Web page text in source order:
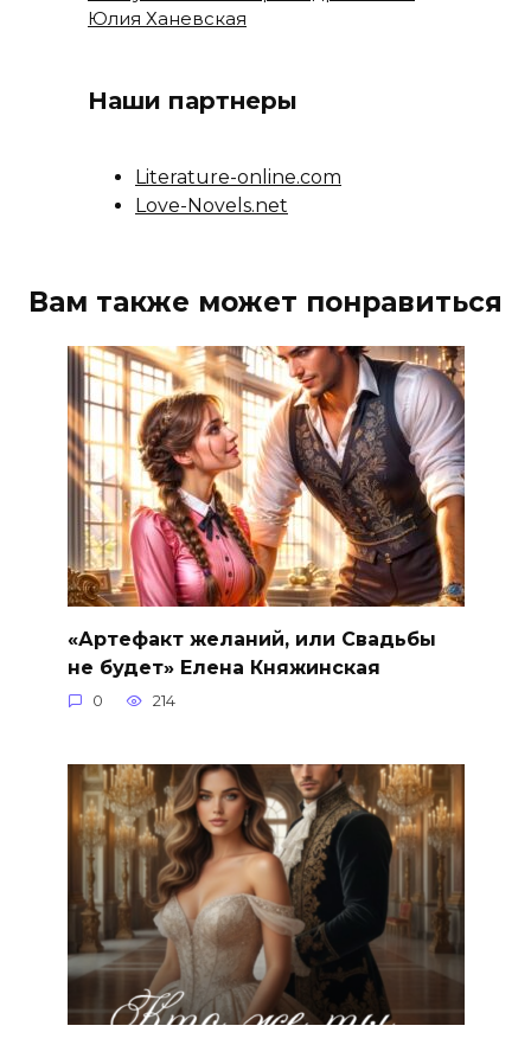
Юлия Ханевская
Наши партнеры
Literature-online.com
Love-Novels.net
Вам также может понравиться
«Артефакт желаний, или Свадьбы
не будет» Елена Княжинская
0 214